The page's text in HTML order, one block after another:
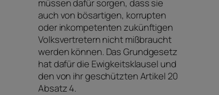
müssen dafür sorgen, dass sie
auch von bösartigen, korrupten
oder inkompetenten zukünftigen
Volksvertretern nicht mißbraucht
werden können. Das Grundgesetz
hat dafür die Ewigkeitsklausel und
den von ihr geschützten Artikel 20
Absatz 4.